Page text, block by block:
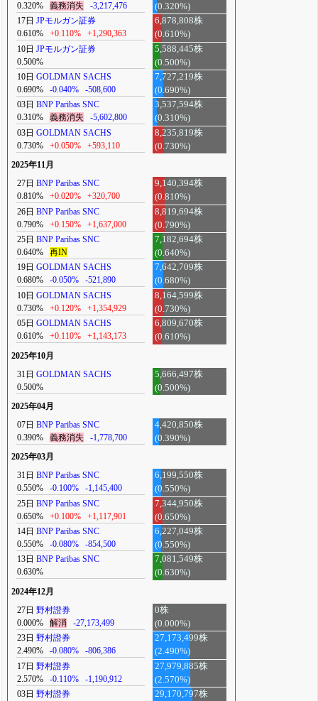
0.320% 義務消失 -3,217,476
(0.320%)
17日 JPモルガン証券
0.610%
+0.110% +1,290,363
6,878,808株
(0.610%)
10日 JPモルガン証券
0.500%
5,588,445株
(0.500%)
10日 GOLDMAN SACHS
0.690%
-0.040% -508,600
7,727,219株
(0.690%)
03日 BNP Paribas SNC
0.310%
義務消失 -5,602,800
3,537,594株
(0.310%)
03日 GOLDMAN SACHS
0.730%
+0.050% +593,110
8,235,819株
(0.730%)
2025年11月
27日 BNP Paribas SNC
0.810%
+0.020% +320,700
9,140,394株
(0.810%)
26日 BNP Paribas SNC
0.790%
+0.150% +1,637,000
8,819,694株
(0.790%)
25日 BNP Paribas SNC
0.640%
再IN
7,182,694株
(0.640%)
19日 GOLDMAN SACHS
0.680%
-0.050% -521,890
7,642,709株
(0.680%)
10日 GOLDMAN SACHS
0.730%
+0.120% +1,354,929
8,164,599株
(0.730%)
05日 GOLDMAN SACHS
0.610%
+0.110% +1,143,173
6,809,670株
(0.610%)
2025年10月
31日 GOLDMAN SACHS
0.500%
5,666,497株
(0.500%)
2025年04月
07日 BNP Paribas SNC
0.390%
義務消失 -1,778,700
4,420,850株
(0.390%)
2025年03月
31日 BNP Paribas SNC
0.550%
-0.100% -1,145,400
6,199,550株
(0.550%)
25日 BNP Paribas SNC
0.650%
+0.100% +1,117,901
7,344,950株
(0.650%)
14日 BNP Paribas SNC
0.550%
-0.080% -854,500
6,227,049株
(0.550%)
13日 BNP Paribas SNC
0.630%
7,081,549株
(0.630%)
2024年12月
27日 野村證券
0.000%
解消 -27,173,499
0株
(0.000%)
23日 野村證券
2.490%
-0.080% -806,386
27,173,499株
(2.490%)
17日 野村證券
2.570%
-0.110% -1,190,912
27,979,885株
(2.570%)
03日 野村證券
29,170,797株